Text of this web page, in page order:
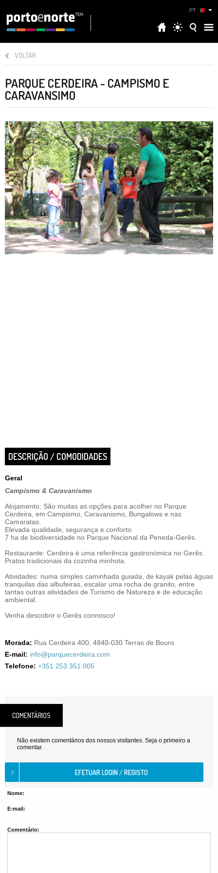
PT
VOLTAR
PARQUE CERDEIRA - CAMPISMO E
CARAVANSIMO
DESCRIÇÃO / COMODIDADES
Geral
Campismo & Caravanismo
Alojamento: São muitas as opções para acolher no Parque
Cerdeira, em Campismo, Caravanismo, Bungalows e nas
Camaratas.
Elevada qualidade, segurança e conforto.
7 ha de biodiversidade no Parque Nacional da Peneda-Gerês.
Restaurante: Cerdeira é uma referência gastronómica no Gerês.
Pratos tradicionais da cozinha minhota.
Atividades: numa simples caminhada guiada, de kayak pelas águas
tranquilas das albufeiras, escalar uma rocha de granito, entre
tantas outras atividades de Turismo de Natureza e de educação
ambiental.
Venha descobrir o Gerês connosco!
Morada: Rua Cerdeira 400, 4840-030 Terras de Bouro
E-mail: info@parquecerdeira.com
Telefone: +351 253 351 005
COMENTÁRIOS
Não existem comentários dos nossos visitantes. Seja o primeiro a
comentar.
Nome:
E-mail:
Comentário: